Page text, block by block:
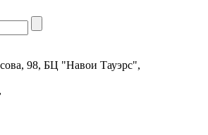
98, БЦ "Навои Тауэрс",